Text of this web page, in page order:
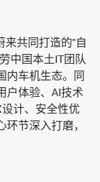
共同打造的“自
中国本土IT团队
内车机生态。同
户体验、AI技术
计、安全性优
节深入打磨，